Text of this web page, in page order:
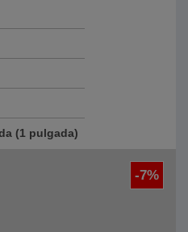
(1 pulgada)
-7%